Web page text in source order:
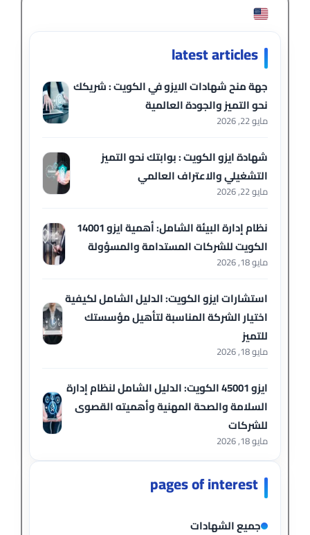
latest articles
جهة منح شهادات الايزو في الكويت : شريكك
نحو التميز والجودة العالمية
مايو 22, 2026
شهادة ايزو الكويت : بوابتك نحو التميز
التشغيلي والاعتراف العالمي
مايو 22, 2026
نظام إدارة البيئة الشامل: أهمية ايزو 14001
الكويت للشركات المستدامة والمسؤولة
مايو 18, 2026
استشارات ايزو الكويت: الدليل الشامل لكيفية
اختيار الشركة المناسبة لتأهيل مؤسستك
للتميز
مايو 18, 2026
ايزو 45001 الكويت: الدليل الشامل لنظام إدارة
السلامة والصحة المهنية وأهميته القصوى
للشركات
مايو 18, 2026
pages of interest
جميع الشهادات